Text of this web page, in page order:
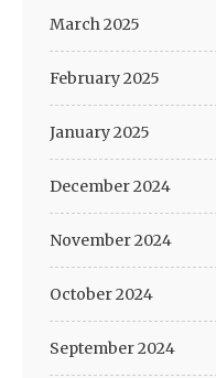
March 2025
February 2025
January 2025
December 2024
November 2024
October 2024
September 2024